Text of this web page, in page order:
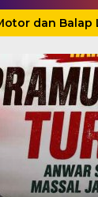
dan Balap